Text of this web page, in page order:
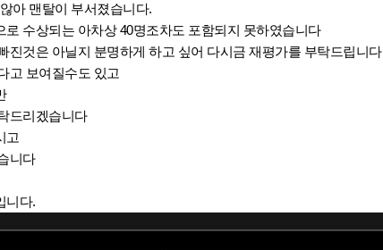
아 맨탈이 부서졌습니다.
수상되는 아차상 40명조차도 포함되지 못하였습니다
진것은 아닐지 분명하게 하고 싶어 다시금 재평가를 부탁드립니다
고 보여질수도 있고
드리겠습니다
고
니다
니다.